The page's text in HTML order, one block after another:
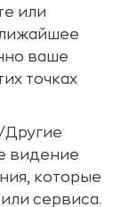
или
ваше
точках
Другие
видение
которые
сервиса.